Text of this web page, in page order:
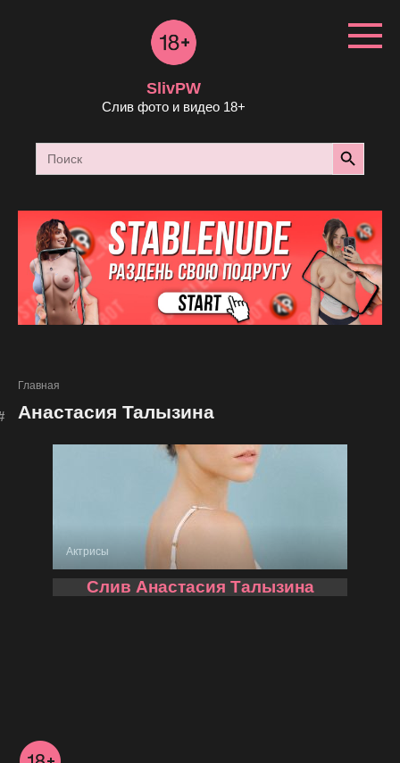
SlivPW
Слив фото и видео 18+
Search
for:
Search Button
Главная
Анастасия Талызина
Актрисы
Слив Анастасия Талызина